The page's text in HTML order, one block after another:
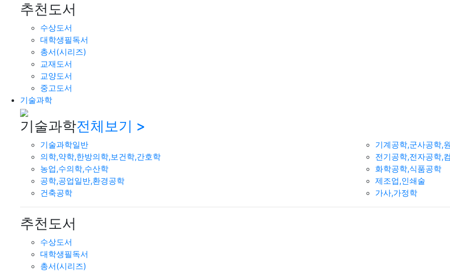
추천도서
수상도서
대학생필독서
총서(시리즈)
교재도서
교양도서
중고도서
기술과학
기술과학전체보기 >
기술과학일반
의학,약학,한방의학,보건학,간호학
농업,수의학,수산학
공학,공업일반,환경공학
건축공학
기계공학,군사공학,
전기공학,전자공학,
화학공학,식품공학
제조업,인쇄술
가사,가정학
추천도서
수상도서
대학생필독서
총서(시리즈)